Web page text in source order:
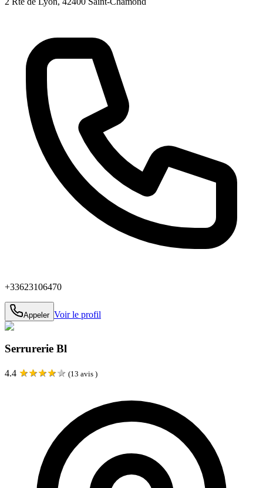
+33623106470
Appeler Voir le profil
Serrurerie Bl
4.4 ★★★★★ (13 avis )